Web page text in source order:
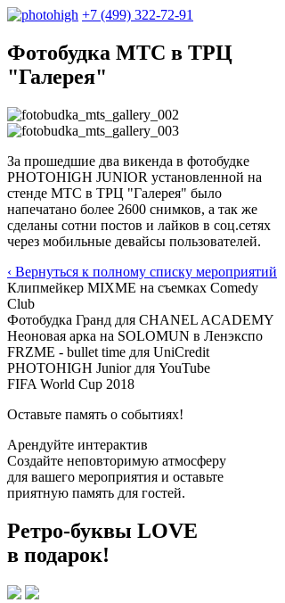
+7 (499) 322-72-91
Фотобудка МТС в ТРЦ
"Галерея"
За прошедшие два викенда в фотобудке
PHOTOHIGH JUNIOR установленной на
стенде МТС в ТРЦ "Галерея" было
напечатано более 2600 снимков, а так же
сделаны сотни постов и лайков в соц.сетях
через мобильные девайсы пользователей.
‹ Вернуться к полному списку мероприятий
Клипмейкер MIXME на съемках Comedy
Club
Фотобудка Гранд для CHANEL ACADEMY
Неоновая арка на SOLOMUN в Ленэкспо
FRZME - bullet time для UniCredit
PHOTOHIGH Junior для YouTube
FIFA World Cup 2018
Оставьте память о событиях!
Арендуйте интерактив
Создайте неповторимую атмосферу
для вашего мероприятия и оставьте
приятную память для гостей.
Ретро-буквы LOVE
в подарок!